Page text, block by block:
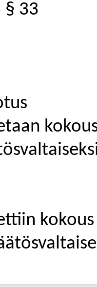
§ 33